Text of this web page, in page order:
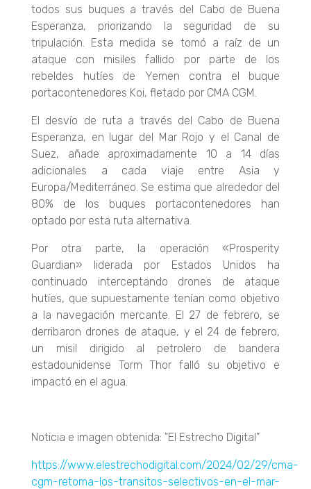
todos sus buques a través del Cabo de Buena
Esperanza, priorizando la seguridad de su
tripulación. Esta medida se tomó a raíz de un
ataque con misiles fallido por parte de los
rebeldes hutíes de Yemen contra el buque
portacontenedores Koi, fletado por CMA CGM.
El desvío de ruta a través del Cabo de Buena
Esperanza, en lugar del Mar Rojo y el Canal de
Suez, añade aproximadamente 10 a 14 días
adicionales a cada viaje entre Asia y
Europa/Mediterráneo. Se estima que alrededor del
80% de los buques portacontenedores han
optado por esta ruta alternativa.
Por otra parte, la operación «Prosperity
Guardian» liderada por Estados Unidos ha
continuado interceptando drones de ataque
hutíes, que supuestamente tenían como objetivo
a la navegación mercante. El 27 de febrero, se
derribaron drones de ataque, y el 24 de febrero,
un misil dirigido al petrolero de bandera
estadounidense Torm Thor falló su objetivo e
impactó en el agua.
Noticia e imagen obtenida: "El Estrecho Digital"
https://www.elestrechodigital.com/2024/02/29/cma-
cgm-retoma-los-transitos-selectivos-en-el-mar-